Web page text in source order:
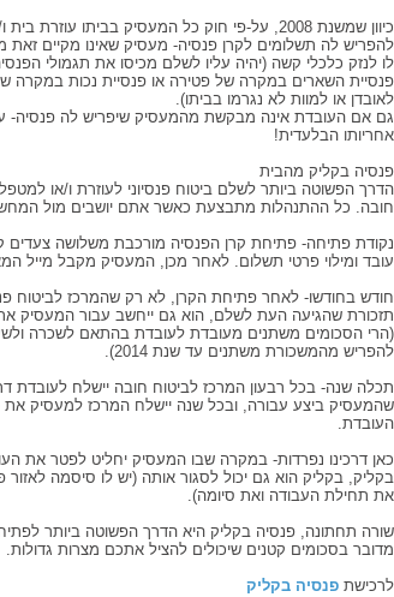
כיוון שמשנת 2008, על-פי חוק כל המעסיק בביתו
להפריש לה תשלומים לקרן פנסיה- מעסיק שאינו מקיים זאת
לו לנזק כלכלי קשה (יהיה עליו לשלם מכיסו את תגמולי
פנסיית השארים במקרה של פטירה או פנסיית נכות במקרה
לאובדן או למוות לא נגרמו בביתו).
גם אם העובדת אינה מבקשת מהמעסיק שיפריש לה פנסיה-
אחריותו הבלעדית!
פנסיה בקליק מהבית
הדרך הפשוטה ביותר לשלם ביטוח פנסיוני לעוזרת ו/או
חובה. כל ההתנהלות מתבצעת כאשר אתם יושבים מול
נקודת פתיחה- פתיחת קרן הפנסיה מורכבת משלושה צעדים
עובד ומילוי פרטי תשלום. לאחר מכן, המעסיק מקבל מייל
חודש בחודשו- לאחר פתיחת הקרן, לא רק שהמרכז לביטוח
תזכורת שהגיעה העת לשלם, הוא גם ייחשב עבור המעסיק
(הרי הסכומים משתנים מעובדת לעובדת בהתאם לשכרה
להפריש מהמשכורת משתנים עד שנת 2014).
תכלה שנה- בכל רבעון המרכז לביטוח חובה יישלח לעובדת
שהמעסיק ביצע עבורה, ובכל שנה יישלח המרכז למעסיק את
העובדת.
כאן דרכינו נפרדות- במקרה שבו המעסיק יחליט לפטר את
בקליק, בקליק הוא גם יכול לסגור אותה (יש לו סיסמה לאזור
את תחילת העבודה ואת סיומה).
שורה תחתונה, פנסיה בקליק היא הדרך הפשוטה ביותר
מדובר בסכומים קטנים שיכולים להציל אתכם מצרות גדולות.
לרכישת פנסיה בקליק